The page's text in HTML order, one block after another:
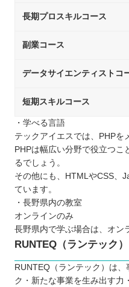
長期プロスキルコース
副業コース
データサイエンティストコ
短期スキルコース
・学べる言語
テックアイエスでは、PHPを
PHPは幅広い分野で役立つこ
るでしょう。
その他にも、HTMLやCSS、
ています。
・長野県内の教室
オンラインのみ
長野県内で学ぶ場合は、オン
RUNTEQ（ランテック）
RUNTEQ（ランテック）は
ク・新たな事業を生み出す力